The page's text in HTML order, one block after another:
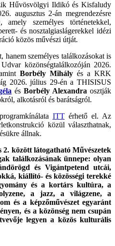
Hűvösvölgyi Ildikó és Kisfaludy
augusztus 2-án megrendezésre
, amely személyes történetekkel,
és nosztalgiaslágerekkel idézi
közös művészi útját.
hanem személyes találkozásokat is
közönségtalálkozóján 2026.
Borbély Mihály és a KRK
2026. július 29-én a THISISUS
és Borbély Alexandra osztják
alkotásról és barátságról.
ITTérhető el. Az
közül választhatnak,
állnak.
2. között látogatható Művészetek
találkozásának ünnepe: olyan
és Vigántpetend utcái,
kiállító- és közösségi terekké
és a kortárs kultúra, a
a jazz, a világzene, a
és a képzőművészet egyaránt
és a közönség nem csupán
legyen a közös kulturális